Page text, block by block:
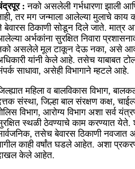
: नको असलेली गर्भधारणा झाली
तर मग जन्माला आलेल्या मुलाचे
बेवारस ठिकाणी सोडून दिले जाते. मात्र
अर्भकांना सुरक्षित निवारा
असलेले मूल टाकून देऊ नका, असे
यांनी केले आहे. तसेच याबाबत
साधावा, असेही विभागाने म्हटले आहे.
महिला व बालविकास विभाग,
संस्था, जिल्हा बाल संरक्षण कक्ष,
विभाग, आरोग्य विभाग अशा सर्व
स्थळी ठेवण्याचे काम करण्यात येते.
तसेच बेवारस ठिकाणी नवजात
काही वर्षांत घडले आहेत. अशा
केले आहेत.